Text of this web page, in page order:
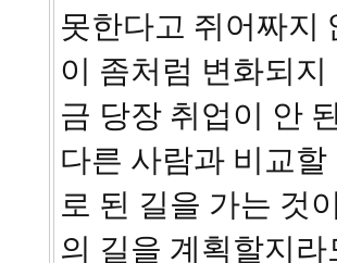
못한다고 쥐어짜지
이 좀처럼 변화되
금 당장 취업이 안
다른 사람과 비교
로 된 길을 가는 것
의 길을 계획할지